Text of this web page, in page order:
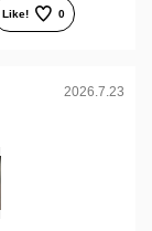
Like! 0
2026.7.23